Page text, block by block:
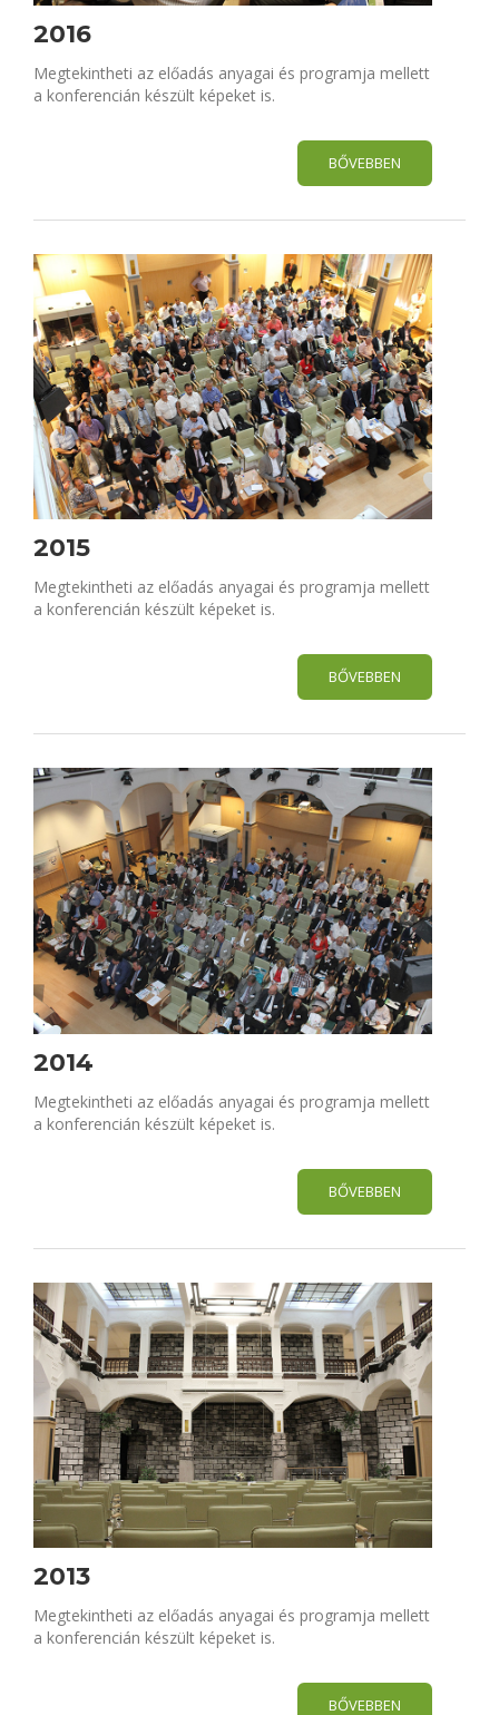
2016
Megtekintheti az előadás anyagai és programja mellett
a konferencián készült képeket is.
BŐVEBBEN
2015
Megtekintheti az előadás anyagai és programja mellett
a konferencián készült képeket is.
BŐVEBBEN
2014
Megtekintheti az előadás anyagai és programja mellett
a konferencián készült képeket is.
BŐVEBBEN
2013
Megtekintheti az előadás anyagai és programja mellett
a konferencián készült képeket is.
BŐVEBBEN